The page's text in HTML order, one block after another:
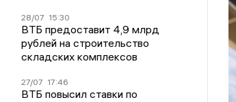
28/07 15:30
ВТБ предоставит 4,9 млрд
рублей на строительство
складских комплексов
27/07 17:46
ВТБ повысил ставки по